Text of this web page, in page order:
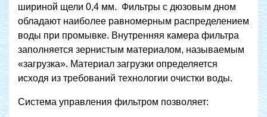
шириной щели 0,4 мм. Фильтры с дюзовым дном
обладают наиболее равномерным распределением
воды при промывке. Внутренняя камера фильтра
заполняется зернистым материалом, называемым
«загрузка». Материал загрузки определяется
исходя из требований технологии очистки воды.
Система управления фильтром позволяет: